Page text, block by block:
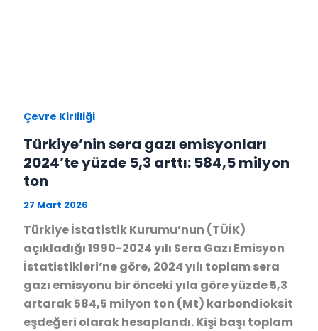
Çevre Kirliliği
Türkiye’nin sera gazı emisyonları
2024’te yüzde 5,3 arttı: 584,5 milyon
ton
27 Mart 2026
Türkiye İstatistik Kurumu’nun (TÜİK)
açıkladığı 1990-2024 yılı Sera Gazı Emisyon
İstatistikleri’ne göre, 2024 yılı toplam sera
gazı emisyonu bir önceki yıla göre yüzde 5,3
artarak 584,5 milyon ton (Mt) karbondioksit
eşdeğeri olarak hesaplandı. Kişi başı toplam